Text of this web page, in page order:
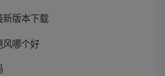
版本下载
哪个好